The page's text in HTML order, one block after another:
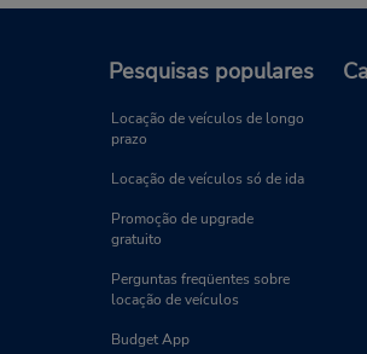
4 Mexico City Airport
Endereço:
Mexico City,
Pesquisas populares
Locação de veículos de longo
prazo
Locação de veículos só de ida
Promoção de upgrade
gratuito
Perguntas freqüentes sobre
locação de veículos
Budget App